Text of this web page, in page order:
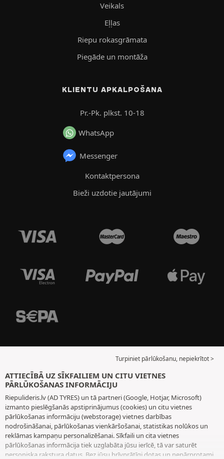
Veikals
Eļļas
Riepu rokasgrāmata
Piegāde un montāža
KLIENTU APKALPOŠANA
Pr.-Pk. plkst. 10-18
WhatsApp
Messenger
Kontaktpersona
Bieži uzdotie jautājumi
Turpiniet pārlūkošanu, nepiekrītot >
ATTIECĪBĀ UZ SĪKFAILIEM UN CITU VIETNES
PĀRLŪKOŠANAS INFORMĀCIJU
Riepulideris.lv (AD TYRES) un tā partneri (Google, Hotjar, Microsoft)
izmanto pieslēgšanās apstiprinājumus (cookies) un citu vietnes
pārlūkošanas informāciju (webstorage) vietnes darbības
nodrošināšanai, pārlūkošanas vienkāršošanai, statistikas nolūkos un
reklāmas kampaņu personalizēšanai. Sīkfaili un cita vietnes
pārlūkošanas informācija tiek uzglabāta jūsu ierīcē, tā var saturēt
personiska rakstura datus. Bez jūsu brīvprātīgi dotas un nepārprotami